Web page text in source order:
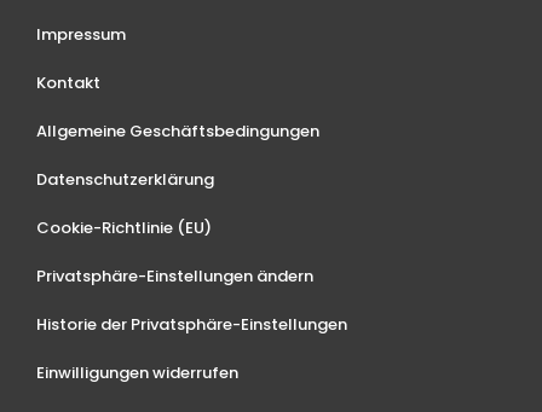
Impressum
Kontakt
Allgemeine Geschäftsbedingungen
Datenschutzerklärung
Cookie-Richtlinie (EU)
Privatsphäre-Einstellungen ändern
Historie der Privatsphäre-Einstellungen
Einwilligungen widerrufen